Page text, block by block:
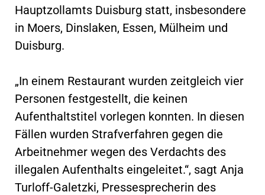
Hauptzollamts Duisburg statt, insbesondere
in Moers, Dinslaken, Essen, Mülheim und
Duisburg.
„In einem Restaurant wurden zeitgleich vier
Personen festgestellt, die keinen
Aufenthaltstitel vorlegen konnten. In diesen
Fällen wurden Strafverfahren gegen die
Arbeitnehmer wegen des Verdachts des
illegalen Aufenthalts eingeleitet.“, sagt Anja
Turloff-Galetzki, Pressesprecherin des